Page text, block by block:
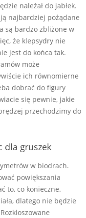
należał do jabłek.
najbardziej pożądane
są bardzo zbliżone w
że klepsydry nie
jest do końca tak.
może
ich równomierne
dobrać do figury
się pewnie, jakie
przechodzimy do
dla gruszek
w biodrach.
powiększania
to, co konieczne.
dlatego nie będzie